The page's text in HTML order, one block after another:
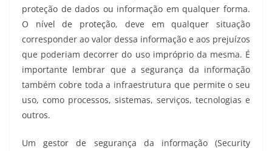
proteção de dados ou informação em qualquer forma.
O nível de proteção, deve em qualquer situação
corresponder ao valor dessa informação e aos prejuízos
que poderiam decorrer do uso impróprio da mesma. É
importante lembrar que a segurança da informação
também cobre toda a infraestrutura que permite o seu
uso, como processos, sistemas, serviços, tecnologias e
outros.
Um gestor de segurança da informação (Security